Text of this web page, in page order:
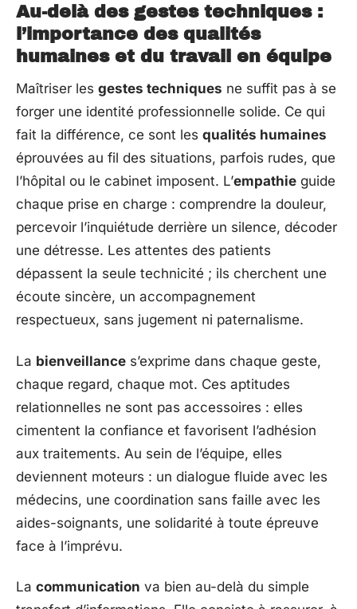
Au-delà des gestes techniques :
l’importance des qualités
humaines et du travail en équipe
Maîtriser les gestes techniques ne suffit pas à se
forger une identité professionnelle solide. Ce qui
fait la différence, ce sont les qualités humaines
éprouvées au fil des situations, parfois rudes, que
l’hôpital ou le cabinet imposent. L’empathie guide
chaque prise en charge : comprendre la douleur,
percevoir l’inquiétude derrière un silence, décoder
une détresse. Les attentes des patients
dépassent la seule technicité ; ils cherchent une
écoute sincère, un accompagnement
respectueux, sans jugement ni paternalisme.
La bienveillance s’exprime dans chaque geste,
chaque regard, chaque mot. Ces aptitudes
relationnelles ne sont pas accessoires : elles
cimentent la confiance et favorisent l’adhésion
aux traitements. Au sein de l’équipe, elles
deviennent moteurs : un dialogue fluide avec les
médecins, une coordination sans faille avec les
aides-soignants, une solidarité à toute épreuve
face à l’imprévu.
La communication va bien au-delà du simple